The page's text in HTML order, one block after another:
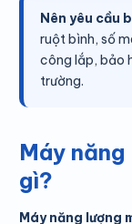
Nên yêu cầu
ruột bình, số
công lắp, bảo
trường.
Máy
gì?
Máy năng lượng